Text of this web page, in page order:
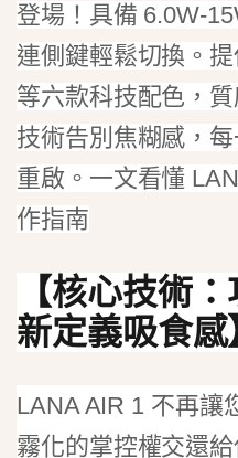
登場！具備 6.0W-
連側鍵輕鬆切換。
等六款科技配色，
技術告別焦糊感，
重啟。一文看懂
作指南
【核心技術
新定義吸食感
LANA AIR 1 不再讓
霧化的掌控權交還給